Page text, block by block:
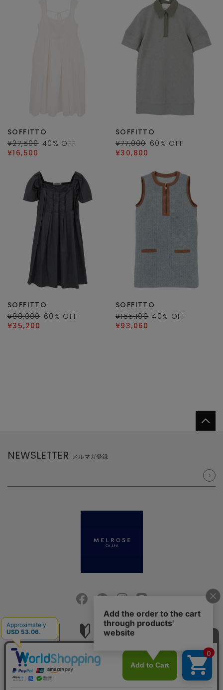
SOFFITTO
¥27,500 40 % OFF
¥16,500
SOFFITTO
¥77,000 60 % OFF
¥30,800
SOFFITTO
¥88,000 60 % OFF
¥35,200
SOFFITTO
¥155,100 40% OFF
¥93,060
NEWSLETTER メルマガ登録
会社概要 採用情報 お問い合せ
ご利用規約 特定商取引法に基づく表記